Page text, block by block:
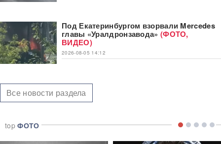
Под Екатеринбургом взорвали Mercedes
главы «Уралдронзавода» (ФОТО,
ВИДЕО)
2026-08-05 14:12
Все новости раздела
topФОТО